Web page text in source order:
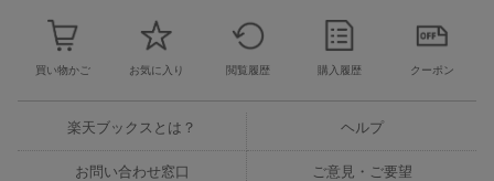
買い物かご お気に入り 閲覧履歴 購入履歴 クーポン
楽天ブックスとは？ ヘルプ
お問い合わせ窓口 ご意見・ご要望